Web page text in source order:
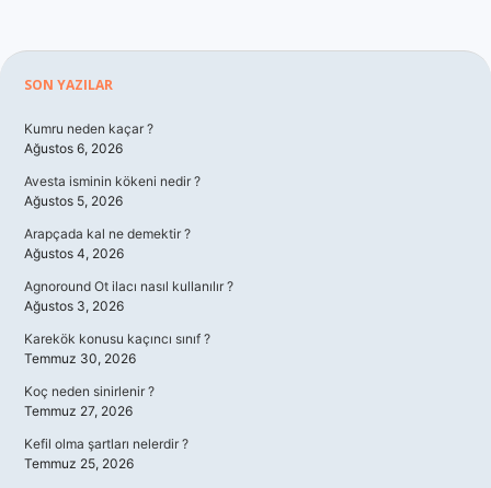
Sidebar
SON YAZILAR
Kumru neden kaçar ?
Ağustos 6, 2026
Avesta isminin kökeni nedir ?
Ağustos 5, 2026
Arapçada kal ne demektir ?
Ağustos 4, 2026
Agnoround Ot ilacı nasıl kullanılır ?
Ağustos 3, 2026
Karekök konusu kaçıncı sınıf ?
Temmuz 30, 2026
Koç neden sinirlenir ?
Temmuz 27, 2026
Kefil olma şartları nelerdir ?
Temmuz 25, 2026